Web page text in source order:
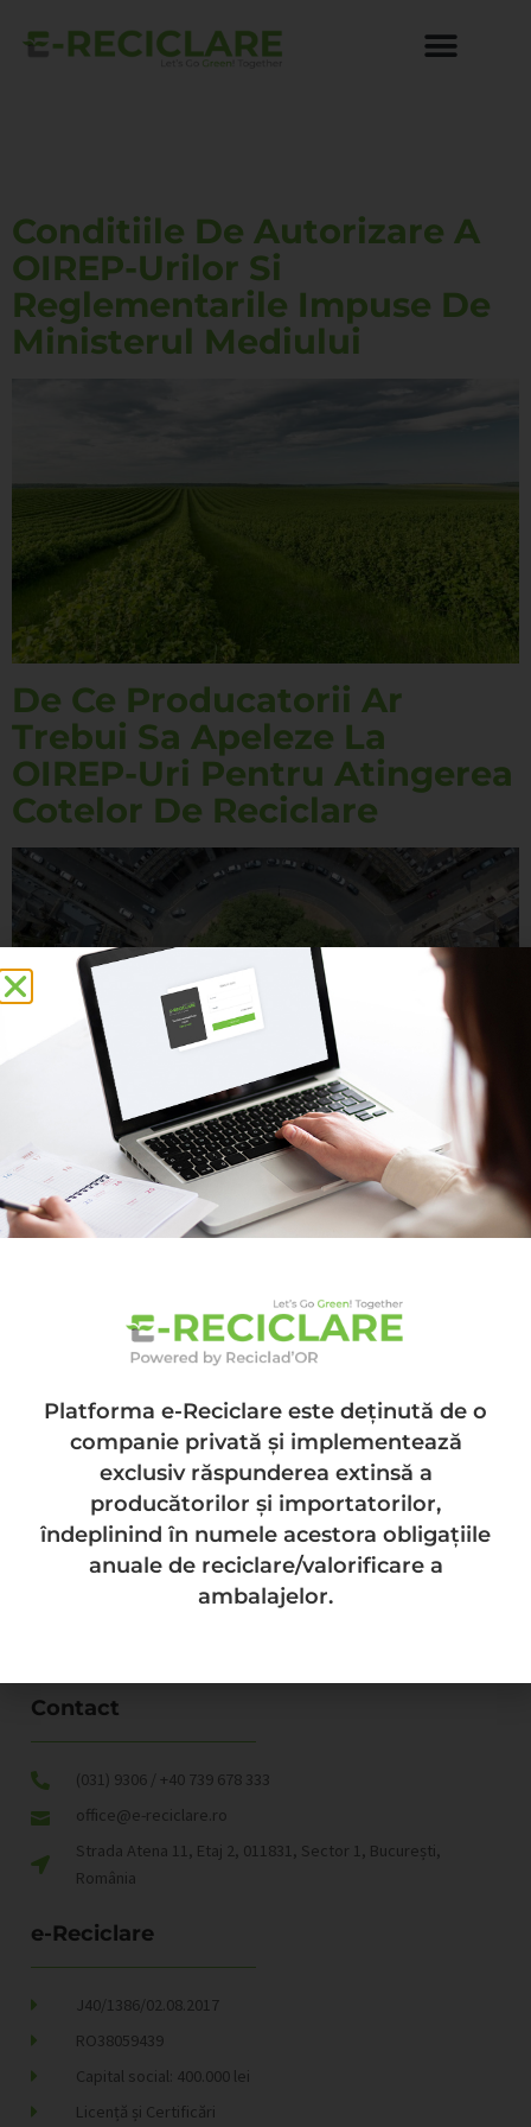
Conditiile De Autorizare A
OIREP-Urilor Si
Reglementarile Impuse De
Ministerul Mediului
De Ce Producatorii Ar
Trebui Sa Apeleze La
OIREP-Uri Pentru Atingerea
Cotelor De Reciclare
Economia Circulara,
Reciclarea Si OIREP-Urile
Single Blog Home / Single Blog Other Blog Subscribe Newsletter Future is
efficient power vitality and sustainable power source Discover More Tags :
Battery, Energy, Hydropower, Advantages, Benefits Share This Article :
e-Reciclare
J40/1386/02.08.2017
RO38059439
Capital social: 400.000 lei
Licență și Certificări
Contact
(031) 9306 / +40 739 678 333
office@e-reciclare.ro
Strada Atena 11, Etaj 2, 011831, Sector 1, București,
România
Platforma e-Reciclare este deținută de o
companie privată și implementează
exclusiv răspunderea extinsă a
producătorilor și importatorilor,
îndeplinind în numele acestora obligațiile
anuale de reciclare/valorificare a
ambalajelor.